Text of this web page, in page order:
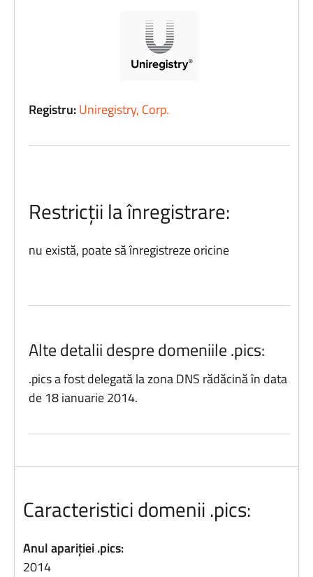
Registru:Uniregistry, Corp.
Restricții la înregistrare:
nu există, poate să înregistreze oricine
Alte detalii despre domeniile .pics:
.pics a fost delegată la zona DNS rădăcină în data
de 18 ianuarie 2014.
Caracteristici domenii .pics:
Anul apariției .pics:
2014